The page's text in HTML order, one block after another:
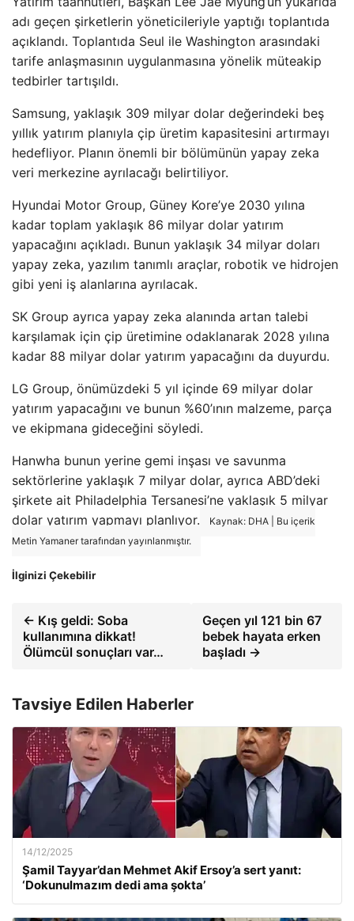
adı geçen şirketlerin yöneticileriyle yaptığı toplantıda
açıklandı. Toplantıda Seul ile Washington arasındaki
tarife anlaşmasının uygulanmasına yönelik müteakip
tedbirler tartışıldı.
Samsung, yaklaşık 309 milyar dolar değerindeki beş
yıllık yatırım planıyla çip üretim kapasitesini artırmayı
hedefliyor. Planın önemli bir bölümünün yapay zeka
veri merkezine ayrılacağı belirtiliyor.
Hyundai Motor Group, Güney Kore’ye 2030 yılına
kadar toplam yaklaşık 86 milyar dolar yatırım
yapacağını açıkladı. Bunun yaklaşık 34 milyar doları
yapay zeka, yazılım tanımlı araçlar, robotik ve hidrojen
gibi yeni iş alanlarına ayrılacak.
SK Group ayrıca yapay zeka alanında artan talebi
karşılamak için çip üretimine odaklanarak 2028 yılına
kadar 88 milyar dolar yatırım yapacağını da duyurdu.
LG Group, önümüzdeki 5 yıl içinde 69 milyar dolar
yatırım yapacağını ve bunun %60’ının malzeme, parça
ve ekipmana gideceğini söyledi.
Hanwha bunun yerine gemi inşası ve savunma
sektörlerine yaklaşık 7 milyar dolar, ayrıca ABD’deki
şirkete ait Philadelphia Tersanesi’ne yaklaşık 5 milyar
dolar yatırım yapmayı planlıyor.
Kaynak: DHA | Bu içerik
Metin Yamaner tarafından yayınlanmıştır.
İlginizi Çekebilir
← Kış geldi: Soba
kullanımına dikkat!
Ölümcül sonuçları var…
Geçen yıl 121 bin 67
bebek hayata erken
başladı →
Tavsiye Edilen Haberler
14/12/2025
Şamil Tayyar’dan Mehmet Akif Ersoy’a sert yanıt:
‘Dokunulmazım dedi ama şokta’